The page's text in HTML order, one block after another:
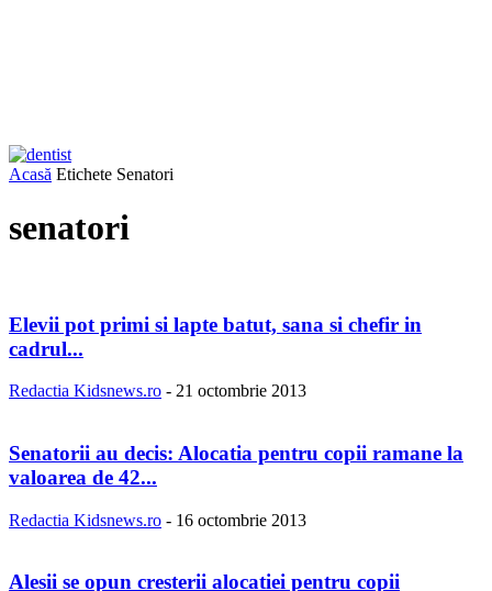
Acasă Etichete Senatori
senatori
Elevii pot primi si lapte batut, sana si chefir in
cadrul...
Redactia Kidsnews.ro - 21 octombrie 2013
Senatorii au decis: Alocatia pentru copii ramane la
valoarea de 42...
Redactia Kidsnews.ro - 16 octombrie 2013
Alesii se opun cresterii alocatiei pentru copii